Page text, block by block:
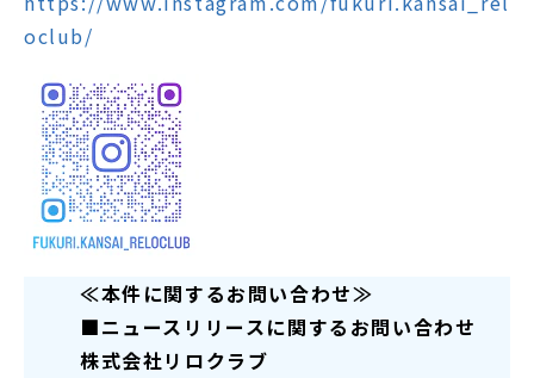
oclub/
≪本件に関するお問い合わせ≫
■ニュースリリースに関するお問い合わせ
株式会社リロクラブ